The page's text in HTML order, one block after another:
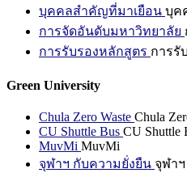
บุคคลสำคัญที่มาเยือน บุค
การจัดอันดับมหาวิทยาลัย
การรับรองหลักสูตร การรั
Green University
Chula Zero Waste Chula
CU Shuttle Bus CU Shuttle
MuvMi MuvMi
จุฬาฯ กับความยั่งยืน จุฬา